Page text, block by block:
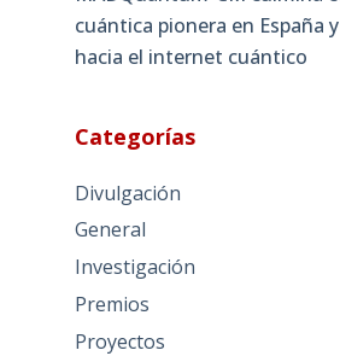
cuántica pionera en España
hacia el internet cuántico
Categorías
Divulgación
General
Investigación
Premios
Proyectos